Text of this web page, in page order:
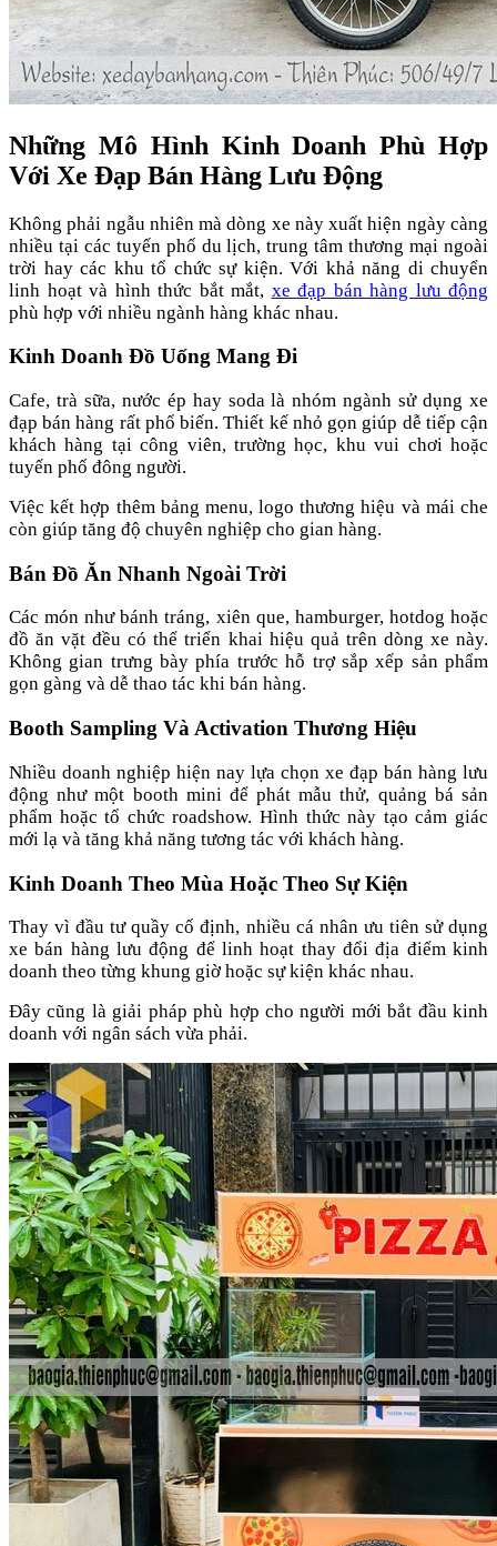
Những Mô Hình Kinh Doanh Phù Hợp
Với Xe Đạp Bán Hàng Lưu Động
Không phải ngẫu nhiên mà dòng xe này xuất hiện ngày càng
nhiều tại các tuyến phố du lịch, trung tâm thương mại ngoài
trời hay các khu tổ chức sự kiện. Với khả năng di chuyển
linh hoạt và hình thức bắt mắt, xe đạp bán hàng lưu động
phù hợp với nhiều ngành hàng khác nhau.
Kinh Doanh Đồ Uống Mang Đi
Cafe, trà sữa, nước ép hay soda là nhóm ngành sử dụng xe
đạp bán hàng rất phổ biến. Thiết kế nhỏ gọn giúp dễ tiếp cận
khách hàng tại công viên, trường học, khu vui chơi hoặc
tuyến phố đông người.
Việc kết hợp thêm bảng menu, logo thương hiệu và mái che
còn giúp tăng độ chuyên nghiệp cho gian hàng.
Bán Đồ Ăn Nhanh Ngoài Trời
Các món như bánh tráng, xiên que, hamburger, hotdog hoặc
đồ ăn vặt đều có thể triển khai hiệu quả trên dòng xe này.
Không gian trưng bày phía trước hỗ trợ sắp xếp sản phẩm
gọn gàng và dễ thao tác khi bán hàng.
Booth Sampling Và Activation Thương Hiệu
Nhiều doanh nghiệp hiện nay lựa chọn xe đạp bán hàng lưu
động như một booth mini để phát mẫu thử, quảng bá sản
phẩm hoặc tổ chức roadshow. Hình thức này tạo cảm giác
mới lạ và tăng khả năng tương tác với khách hàng.
Kinh Doanh Theo Mùa Hoặc Theo Sự Kiện
Thay vì đầu tư quầy cố định, nhiều cá nhân ưu tiên sử dụng
xe bán hàng lưu động để linh hoạt thay đổi địa điểm kinh
doanh theo từng khung giờ hoặc sự kiện khác nhau.
Đây cũng là giải pháp phù hợp cho người mới bắt đầu kinh
doanh với ngân sách vừa phải.